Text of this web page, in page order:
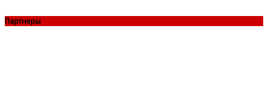
Партнеры